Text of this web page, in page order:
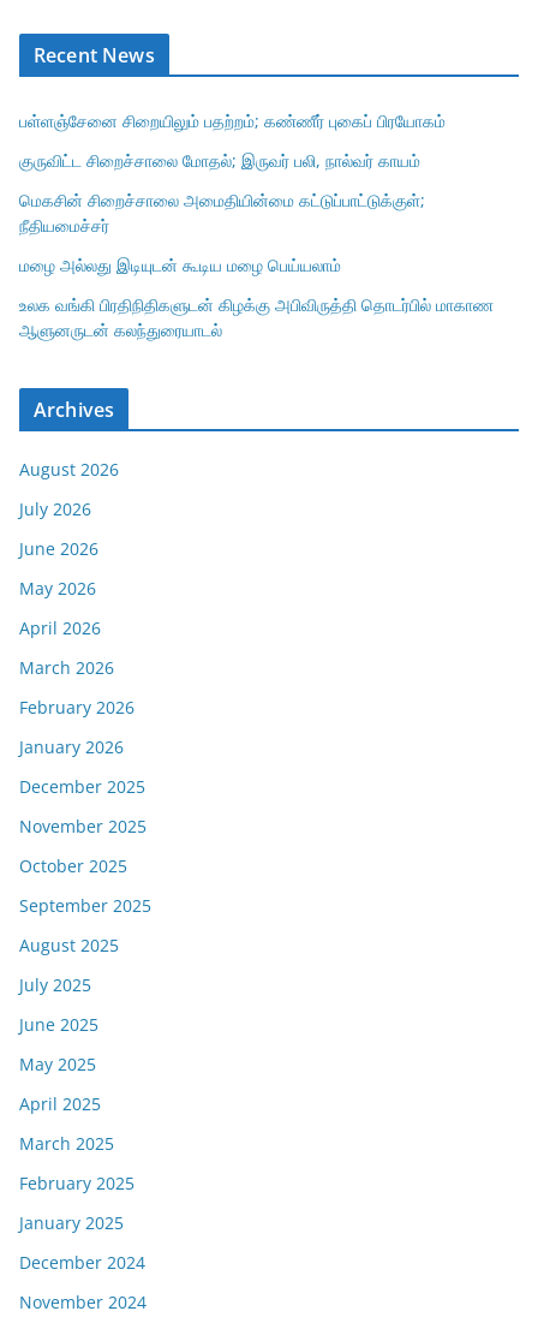
Recent News
பள்ளஞ்சேனை சிறையிலும் பதற்றம்; கண்ணீர் புகைப் பிரயோகம்
குருவிட்ட சிறைச்சாலை மோதல்; இருவர் பலி, நால்வர் காயம்
மெகசின் சிறைச்சாலை அமைதியின்மை கட்டுப்பாட்டுக்குள்;
நீதியமைச்சர்
மழை அல்லது இடியுடன் கூடிய மழை பெய்யலாம்
உலக வங்கி பிரதிநிதிகளுடன் கிழக்கு அபிவிருத்தி தொடர்பில் மாகாண
ஆளுனருடன் கலந்துரையாடல்
Archives
August 2026
July 2026
June 2026
May 2026
April 2026
March 2026
February 2026
January 2026
December 2025
November 2025
October 2025
September 2025
August 2025
July 2025
June 2025
May 2025
April 2025
March 2025
February 2025
January 2025
December 2024
November 2024